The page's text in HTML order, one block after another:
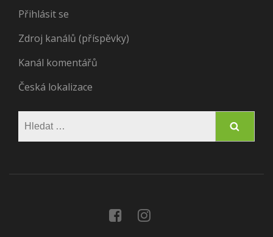
Přihlásit se
Zdroj kanálů (příspěvky)
Kanál komentářů
Česká lokalizace